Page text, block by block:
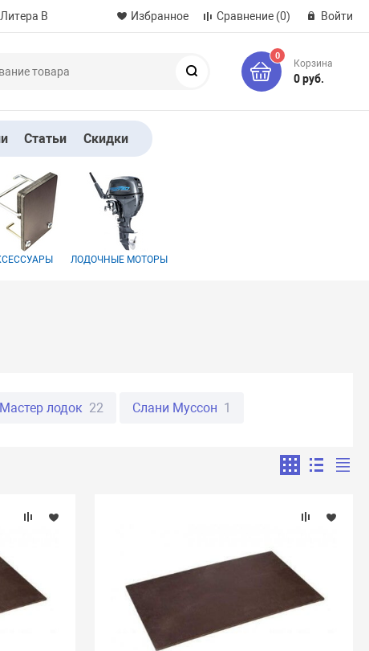
B Избранное Сравнение (0) Войти
0
Корзина
0 руб.
Статьи Скидки
ЛОДОЧНЫЕ МОТОРЫ
лодок 22 Слани Муссон 1